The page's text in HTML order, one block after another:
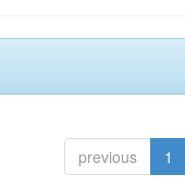
previous 1